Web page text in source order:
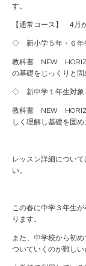
す。
【通常コース】 4月
◇ 新小学５年・６
教科書 NEW
の基礎をじっくりと固
◇ 新中学１年生対象
教科書 NEW
しく理解し基礎を固め
レッスン詳細につい
い。
この春に中学３年生
ります。
また、中学校から初
ついていくのが難しい